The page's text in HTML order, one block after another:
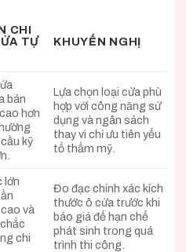
CHI
TỰ
KHUYẾN NGHỊ
bán
hơn
kỹ
Lựa chọn loại cửa phù
hợp với công năng sử
dụng và ngân sách
thay vì chỉ ưu tiên yếu
tố thẩm mỹ.
lớn
và
chi
Đo đạc chính xác kích
thước ô cửa trước khi
báo giá để hạn chế
phát sinh trong quá
trình thi công.